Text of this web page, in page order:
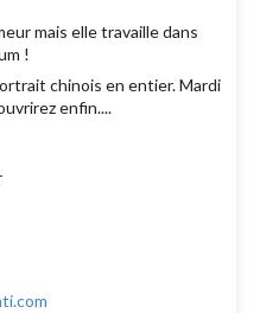
mais elle travaille dans
!
chinois en entier. Mardi
enfin....